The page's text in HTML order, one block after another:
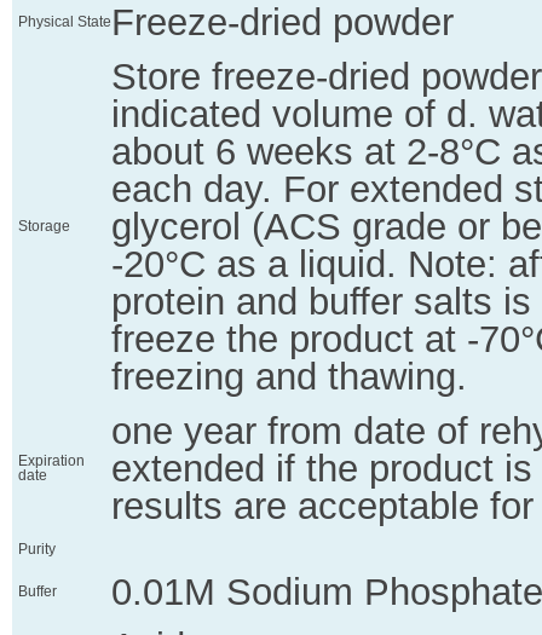
Physical State Freeze-dried powder
Storage
Store freeze-dried
indicated volume of d.
about 6 weeks at 2-8°C
each day. For extended
glycerol (ACS grade or
-20°C as a liquid. Note:
protein and buffer salts
freeze the product at -
freezing and thawing.
Expiration
date
one year from date of
extended if the product
results are acceptable
Purity
Buffer 0.01M Sodium